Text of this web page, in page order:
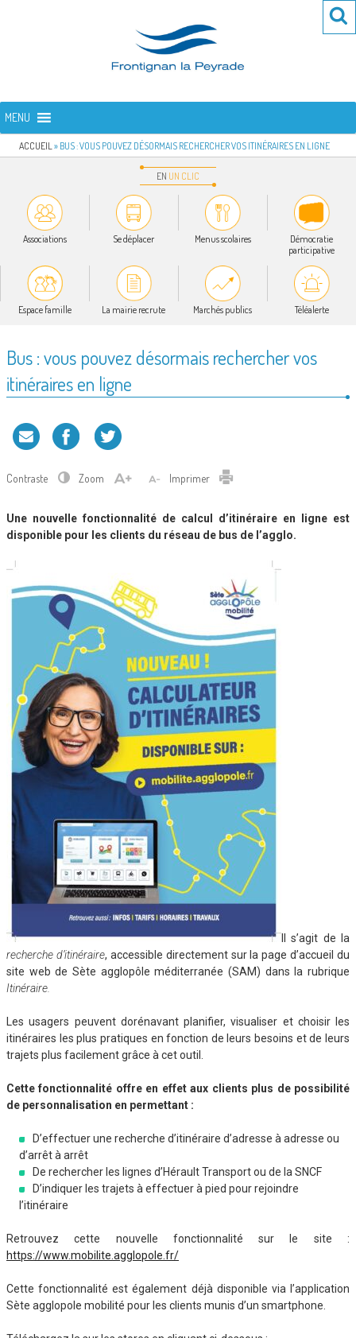
FRONTIGNAN LA PEYRADE
MENU
ACCUEIL » BUS : VOUS POUVEZ DÉSORMAIS RECHERCHER VOS ITINÉRAIRES EN LIGNE
EN UN CLIC
Associations Se déplacer Menus scolaires
Démocratie
participative
Espace famille La mairie recrute Marchés publics Téléalerte
Bus : vous pouvez désormais rechercher vos
itinéraires en ligne
Contraste Zoom Imprimer
Une nouvelle fonctionnalité de calcul d’itinéraire en ligne est
disponible pour les clients du réseau de bus de l’agglo.
Il s’agit de la
recherche d’itinéraire, accessible directement sur la page d’accueil du
site web de Sète agglopôle méditerranée (SAM) dans la rubrique
Itinéraire.
Les usagers peuvent dorénavant planifier, visualiser et choisir les
itinéraires les plus pratiques en fonction de leurs besoins et de leurs
trajets plus facilement grâce à cet outil.
Cette fonctionnalité offre en effet aux clients plus de possibilité
de personnalisation en permettant :
D’effectuer une recherche d’itinéraire d’adresse à adresse ou
d’arrêt à arrêt
De rechercher les lignes d’Hérault Transport ou de la SNCF
D’indiquer les trajets à effectuer à pied pour rejoindre
l’itinéraire
Retrouvez cette nouvelle fonctionnalité sur le site :
https://www.mobilite.agglopole.fr/
Cette fonctionnalité est également déjà disponible via l’application
Sète agglopole mobilité pour les clients munis d’un smartphone.